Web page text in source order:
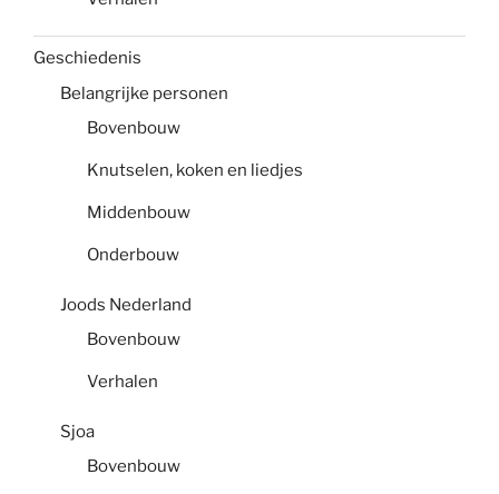
Geschiedenis
Belangrijke personen
Bovenbouw
Knutselen, koken en liedjes
Middenbouw
Onderbouw
Joods Nederland
Bovenbouw
Verhalen
Sjoa
Bovenbouw